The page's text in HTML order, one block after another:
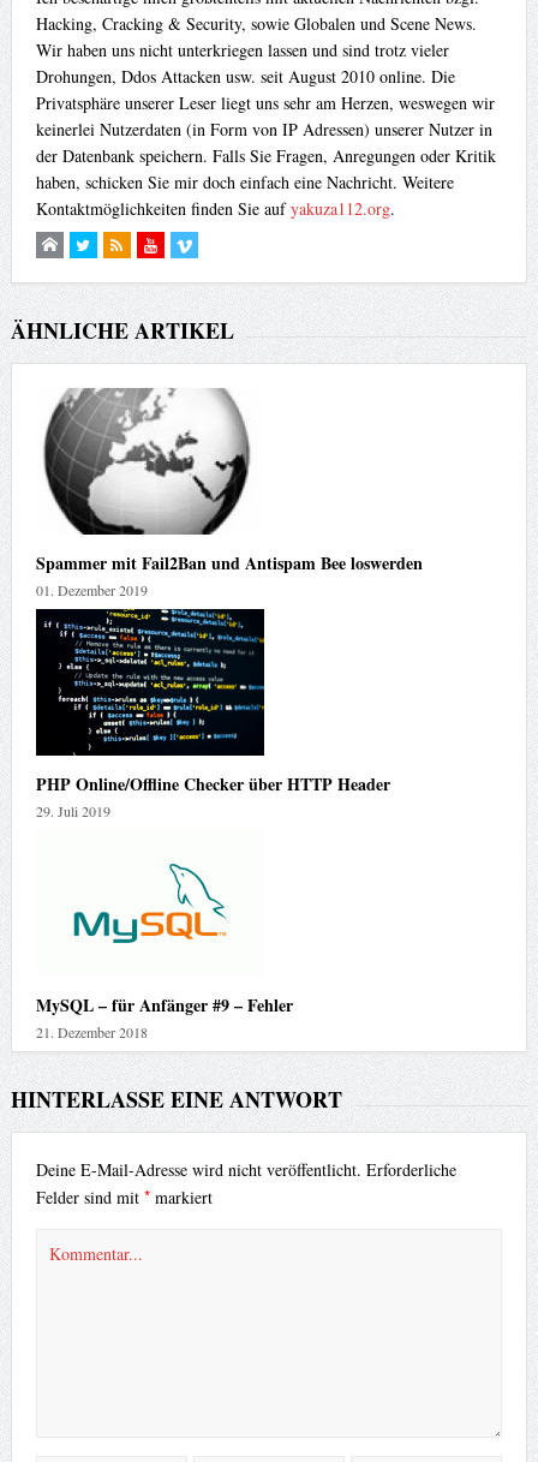
Hacking, Cracking & Security, sowie Globalen und Scene News.
Wir haben uns nicht unterkriegen lassen und sind trotz vieler
Drohungen, Ddos Attacken usw. seit August 2010 online. Die
Privatsphäre unserer Leser liegt uns sehr am Herzen, weswegen wir
keinerlei Nutzerdaten (in Form von IP Adressen) unserer Nutzer in
der Datenbank speichern. Falls Sie Fragen, Anregungen oder Kritik
haben, schicken Sie mir doch einfach eine Nachricht. Weitere
Kontaktmöglichkeiten finden Sie aufyakuza112.org.
ÄHNLICHE ARTIKEL
Spammer mit Fail2Ban und Antispam Bee loswerden
01. Dezember 2019
PHP Online/Offline Checker über HTTP Header
29. Juli 2019
MySQL – für Anfänger #9 – Fehler
21. Dezember 2018
HINTERLASSE EINE ANTWORT
Deine E-Mail-Adresse wird nicht veröffentlicht. Erforderliche
Felder sind mit *markiert